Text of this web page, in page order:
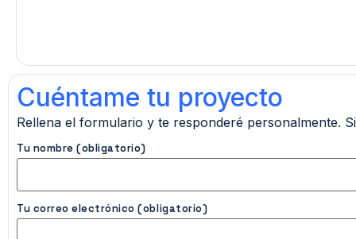
Cuéntame tu proyecto
Rellena el formulario y te responderé personalmente.
Tu nombre (obligatorio)
Tu correo electrónico (obligatorio)